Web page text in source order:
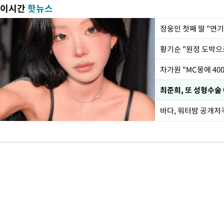
이시간핫뉴스
정웅인 첫째 딸 "연
황기순 "원정 도박
최준희, 또 성형수
바다, 워터밤 공개